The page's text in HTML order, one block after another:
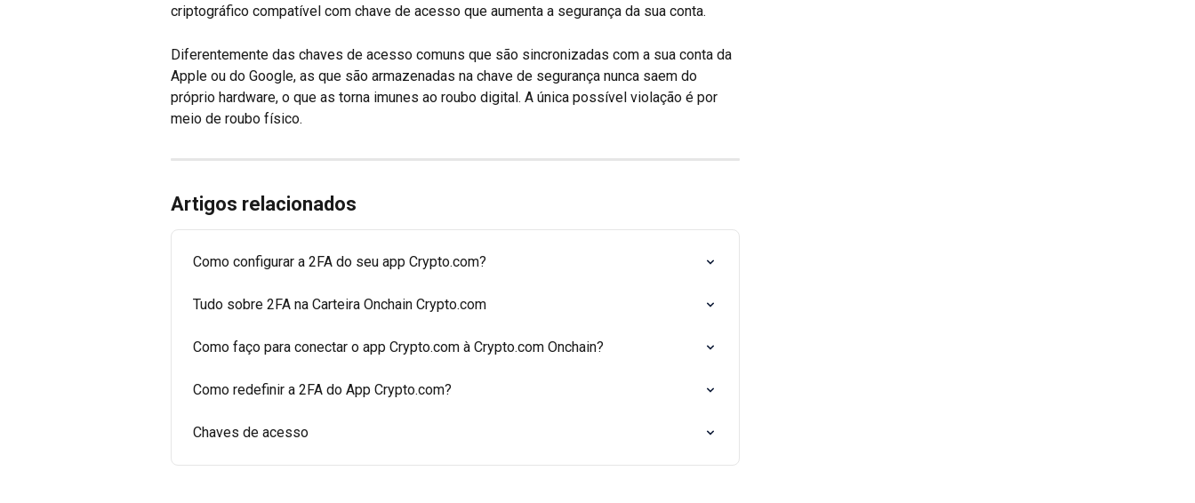
criptográfico compatível com chave de acesso que aumenta a segurança da sua conta.
Diferentemente das chaves de acesso comuns que são sincronizadas com a sua conta da
Apple ou do Google, as que são armazenadas na chave de segurança nunca saem do
próprio hardware, o que as torna imunes ao roubo digital. A única possível violação é por
meio de roubo físico.
Artigos relacionados
Como configurar a 2FA do seu app Crypto.com?
Tudo sobre 2FA na Carteira Onchain Crypto.com
Como faço para conectar o app Crypto.com à Crypto.com Onchain?
Como redefinir a 2FA do App Crypto.com?
Chaves de acesso